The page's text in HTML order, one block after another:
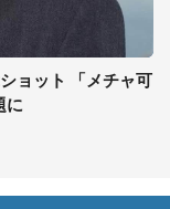
ョット 「メチャ可
に